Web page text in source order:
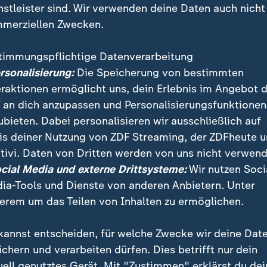
Verhandlungen in der Schweiz nähern sich USA und
Abkommen stehen. Erste Schritte sind
Waffenruhe im Libanon und zur Sicherung der
sind. Wir verwenden deine Daten auch nicht
Zwecken.
Datenverarbeitung
Die Speicherung von bestimmten
ermöglicht uns, dein Erlebnis im Angebot
an dich anzupassen und Personalisierungsfunktionen
Dabei personalisieren wir ausschließlich auf
deiner Nutzung von ZDF Streaming, der ZDFheute
Daten von Dritten werden von uns nicht
Media und externe Drittsysteme:Wir nutzen
Tools und Dienste von anderen Anbietern. Unter
um das Teilen von Inhalten zu ermöglichen.
entscheiden, für welche Zwecke wir deine
und verarbeiten dürfen. Dies betrifft nur dein